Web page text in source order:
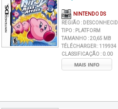
NINTENDO DS
REGIÃO :
TIPO : PLATFORM
TAMANHO :20,65 MB
TÉLÉCHARGER : 119934
CLASSIFICAÇÃO : 0.00
MAIS INFO